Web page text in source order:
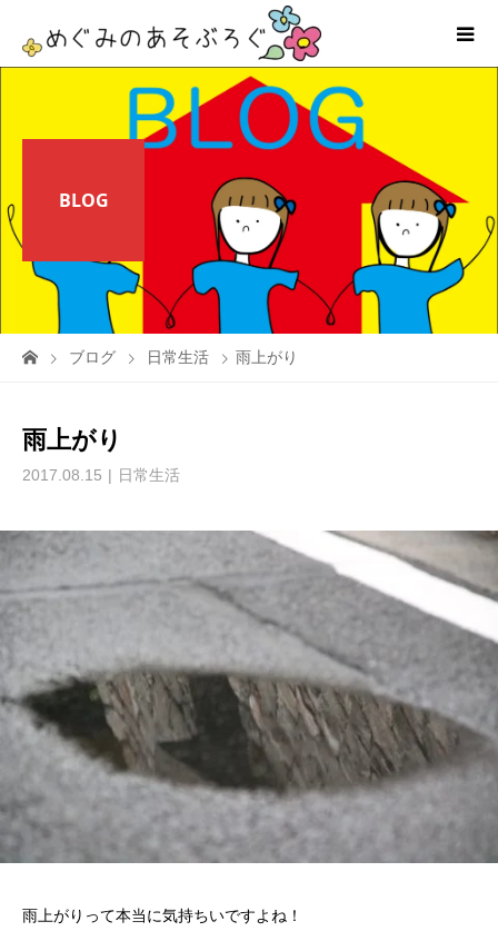
BLOG
ブログ 日常生活 雨上がり
雨上がり
2017.08.15 日常生活
雨上がりって本当に気持ちいですよね！